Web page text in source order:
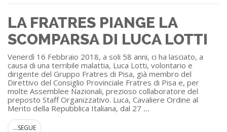
LA FRATRES PIANGE LA
SCOMPARSA DI LUCA LOTTI
Venerdì 16 Febbraio 2018, a soli 58 anni, ci ha lasciato, a
causa di una terribile malattia, Luca Lotti, volontario e
dirigente del Gruppo Fratres di Pisa, già membro del
Direttivo del Consiglio Provinciale Fratres di Pisa e, per
molte Assemblee Nazionali, prezioso collaboratore del
preposto Staff Organizzativo. Luca, Cavaliere Ordine al
Merito della Repubblica Italiana, dal 27 ...
...SEGUE